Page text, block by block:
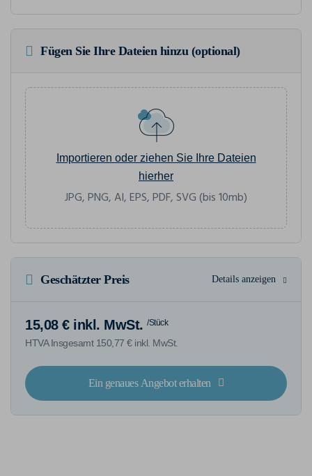
Fügen Sie Ihre Dateien hinzu (optional)
Importieren oder ziehen Sie Ihre Dateien
hierher
JPG, PNG, AI, EPS, PDF, SVG (bis 10mb)
Geschätzter Preis Details anzeigen
15,08 € inkl. MwSt. /Stück
HTVA Insgesamt 150,77 € inkl. MwSt.
Ein genaues Angebot erhalten